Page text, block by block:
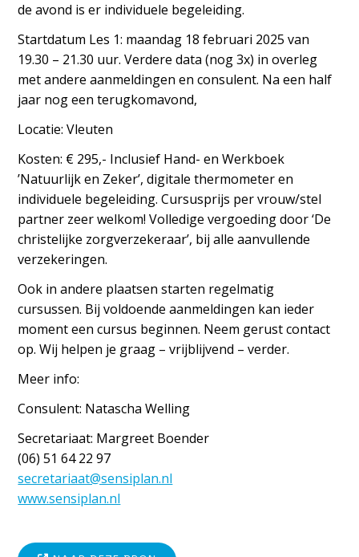
de avond is er individuele begeleiding.
Startdatum Les 1: maandag 18 februari 2025 van
19.30 – 21.30 uur. Verdere data (nog 3x) in overleg
met andere aanmeldingen en consulent. Na een half
jaar nog een terugkomavond,
Locatie: Vleuten
Kosten: € 295,- Inclusief Hand- en Werkboek
’Natuurlijk en Zeker’, digitale thermometer en
individuele begeleiding. Cursusprijs per vrouw/stel
partner zeer welkom! Volledige vergoeding door ‘De
christelijke zorgverzekeraar’, bij alle aanvullende
verzekeringen.
Ook in andere plaatsen starten regelmatig
cursussen. Bij voldoende aanmeldingen kan ieder
moment een cursus beginnen. Neem gerust contact
op. Wij helpen je graag – vrijblijvend – verder.
Meer info:
Consulent: Natascha Welling
Secretariaat: Margreet Boender
(06) 51 64 22 97
secretariaat@sensiplan.nl
www.sensiplan.nl